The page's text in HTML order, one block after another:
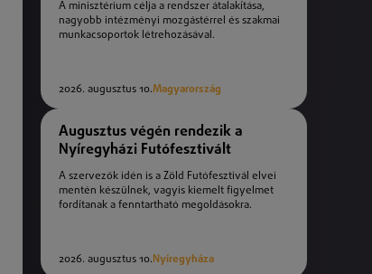
A minisztérium célja a rendszer átalakítása,
nagyobb intézményi mozgástérrel és szakmai
munkacsoportok létrehozásával.
2026. augusztus 10.Magyarország
Augusztus végén rendezik a
Nyíregyházi Futófesztivált
A szervezők idén is a Zöld Futófesztivál elvei
mentén készülnek, vagyis kiemelt figyelmet
fordítanak a fenntartható megoldásokra.
2026. augusztus 10. Nyíregyháza